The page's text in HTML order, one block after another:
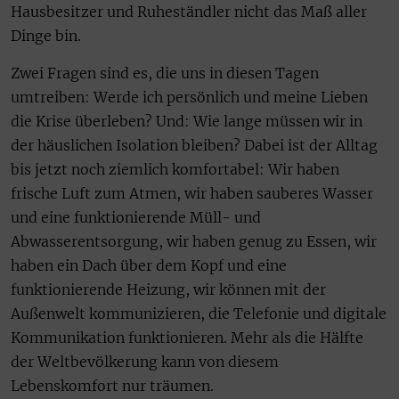
Hausbesitzer und Ruheständler nicht das Maß aller
Dinge bin.
Zwei Fragen sind es, die uns in diesen Tagen
umtreiben: Werde ich persönlich und meine Lieben
die Krise überleben? Und: Wie lange müssen wir in
der häuslichen Isolation bleiben? Dabei ist der Alltag
bis jetzt noch ziemlich komfortabel: Wir haben
frische Luft zum Atmen, wir haben sauberes Wasser
und eine funktionierende Müll- und
Abwasserentsorgung, wir haben genug zu Essen, wir
haben ein Dach über dem Kopf und eine
funktionierende Heizung, wir können mit der
Außenwelt kommunizieren, die Telefonie und digitale
Kommunikation funktionieren. Mehr als die Hälfte
der Weltbevölkerung kann von diesem
Lebenskomfort nur träumen.